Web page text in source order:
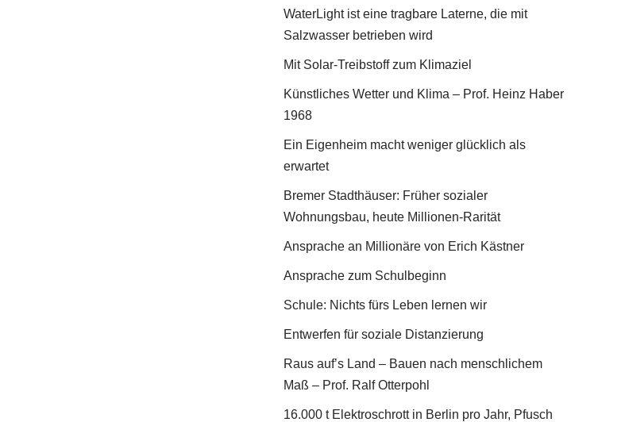
WaterLight ist eine tragbare Laterne, die mit
Salzwasser betrieben wird
Mit Solar-Treibstoff zum Klimaziel
Künstliches Wetter und Klima – Prof. Heinz Haber
1968
Ein Eigenheim macht weniger glücklich als
erwartet
Bremer Stadthäuser: Früher sozialer
Wohnungsbau, heute Millionen-Rarität
Ansprache an Millionäre von Erich Kästner
Ansprache zum Schulbeginn
Schule: Nichts fürs Leben lernen wir
Entwerfen für soziale Distanzierung
Raus auf’s Land – Bauen nach menschlichem
Maß – Prof. Ralf Otterpohl
16.000 t Elektroschrott in Berlin pro Jahr, Pfusch